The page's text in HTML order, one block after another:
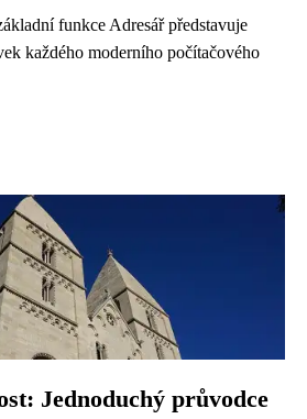
funkce Adresář představuje
každého moderního počítačového
Jednoduchý průvodce